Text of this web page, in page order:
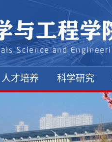
人才培养 科学研究